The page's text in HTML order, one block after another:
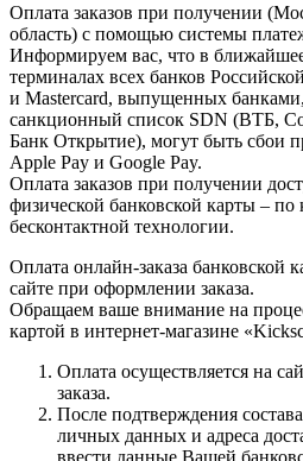
Оплата заказов при получении
область) с помощью системы
Информируем вас, что в
терминалах всех банков
и Masterсard, выпущенных
санкционный список SDN (ВТБ,
Банк Открытие), могут быть сбои
Apple Pay и Google Pay.
Оплата заказов при получении
физической банковской карты – по
бесконтактной технологии.
Оплата онлайн-заказа банковской
сайте при оформлении заказа.
Обращаем ваше внимание на
картой в интернет-магазине
Оплата осуществляется на
заказа.
После подтверждения
личных данных и адреса
ввести данные Вашей